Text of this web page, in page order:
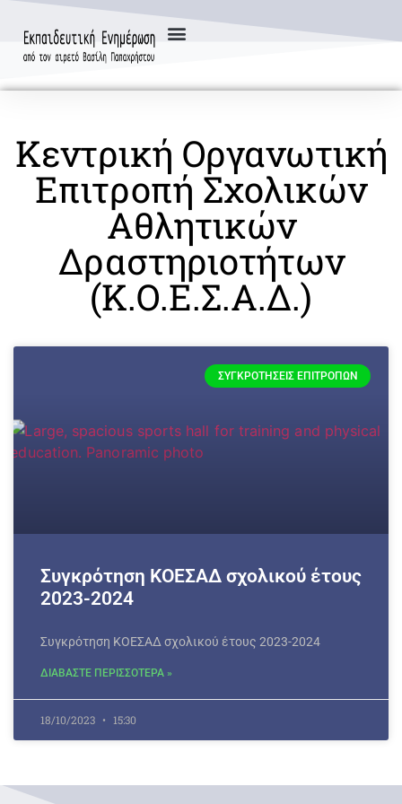
Κεντρική Οργανωτική
Επιτροπή Σχολικών
Αθλητικών
Δραστηριοτήτων
(Κ.Ο.Ε.Σ.Α.Δ.)
ΣΥΓΚΡΟΤΉΣΕΙΣ ΕΠΙΤΡΟΠΏΝ
Συγκρότηση ΚΟΕΣΑΔ σχολικού έτους
2023-2024
Συγκρότηση ΚΟΕΣΑΔ σχολικού έτους 2023-2024
ΔΙΑΒΑΣΤΕ ΠΕΡΙΣΣΟΤΕΡΑ »
18/10/2023 15:30